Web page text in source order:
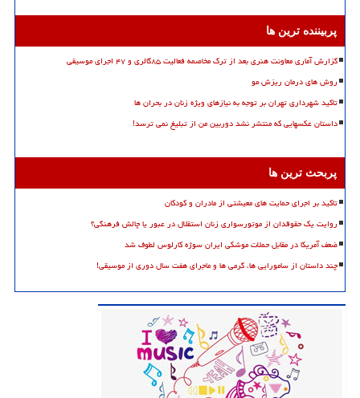
پربیننده ترین ها
گزارش آماری معاونت هنری بعد از ترک مخاصمه فعالیت ۸۵گالری و ۴۷ اجرای موسیقی
روش های درمان ریزش مو
تاکید شهرداری تهران بر توجه به نیازهای ویژه زنان در بحران ها
داستان عکسهایی که منتشر نشد دوربین من از تبلیغ نمی ترسد!
پربحث ترین ها
تاکید بر اجرای حمایت های معیشتی از مادران و کودکان
روایت یک حقوقدان از موتورسواری زنان استقلال در عبور یا چالش فرهنگی؟
ضعف آمریکا در مقابل حملات موشکی ایران سوژه کارلوس لطوف شد
چند داستان از سامورایی ها، گرمی ها و ماجرای هفت سال دوری از موسیقی!